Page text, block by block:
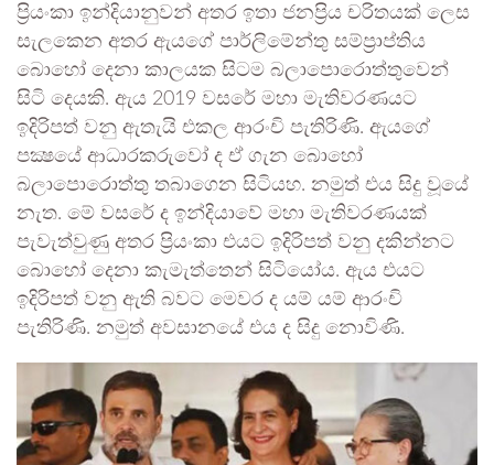
ප්‍රියංකා ඉන්දියානුවන් අතර ඉතා ජනප්‍රිය චරිතයක් ලෙස
සැලකෙන අතර ඇයගේ පාර්ලිමේන්තු සම්ප්‍රාප්තිය
බොහෝ දෙනා කාලයක සිටම බලාපොරොත්තුවෙන්
සිටි දෙයකි. ඇය 2019 වසරේ මහා මැතිවරණයට
ඉදිරිපත් වනු ඇතැයි එකල ආරංචි පැතිරිණි. ඇයගේ
පක්‍ෂයේ ආධාරකරුවෝ ද ඒ ගැන බොහෝ
බලාපොරොත්තු තබාගෙන සිටියහ. නමුත් එය සිදු වූයේ
නැත. මේ වසරේ ද ඉන්දියාවේ මහා මැතිවරණයක්
පැවැත්වුණු අතර ප්‍රියංකා එයට ඉදිරිපත් වනු දකින්නට
බොහෝ දෙනා කැමැත්තෙන් සිටියෝය. ඇය එයට
ඉදිරිපත් වනු ඇති බවට මෙවර ද යම් යම් ආරංචි
පැතිරිණි. නමුත් අවසානයේ එය ද සිදු නොවිණි.